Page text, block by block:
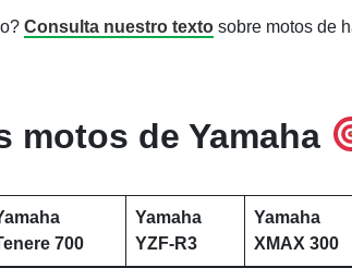
Consulta nuestro texto sobre motos de
motos de Yamaha
700
Yamaha
YZF-R3
Yamaha
XMAX 300